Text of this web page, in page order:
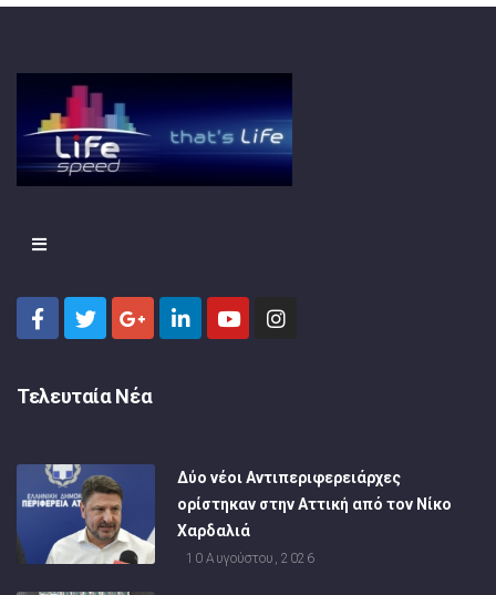
Τελευταία Νέα
Δύο νέοι Αντιπεριφερειάρχες
ορίστηκαν στην Αττική από τον Νίκο
Χαρδαλιά
10 Αυγούστου, 2026